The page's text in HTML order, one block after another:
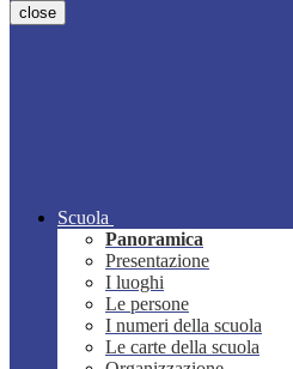
close
Scuola
Panoramica
Presentazione
I luoghi
Le persone
I numeri della scuola
Le carte della scuola